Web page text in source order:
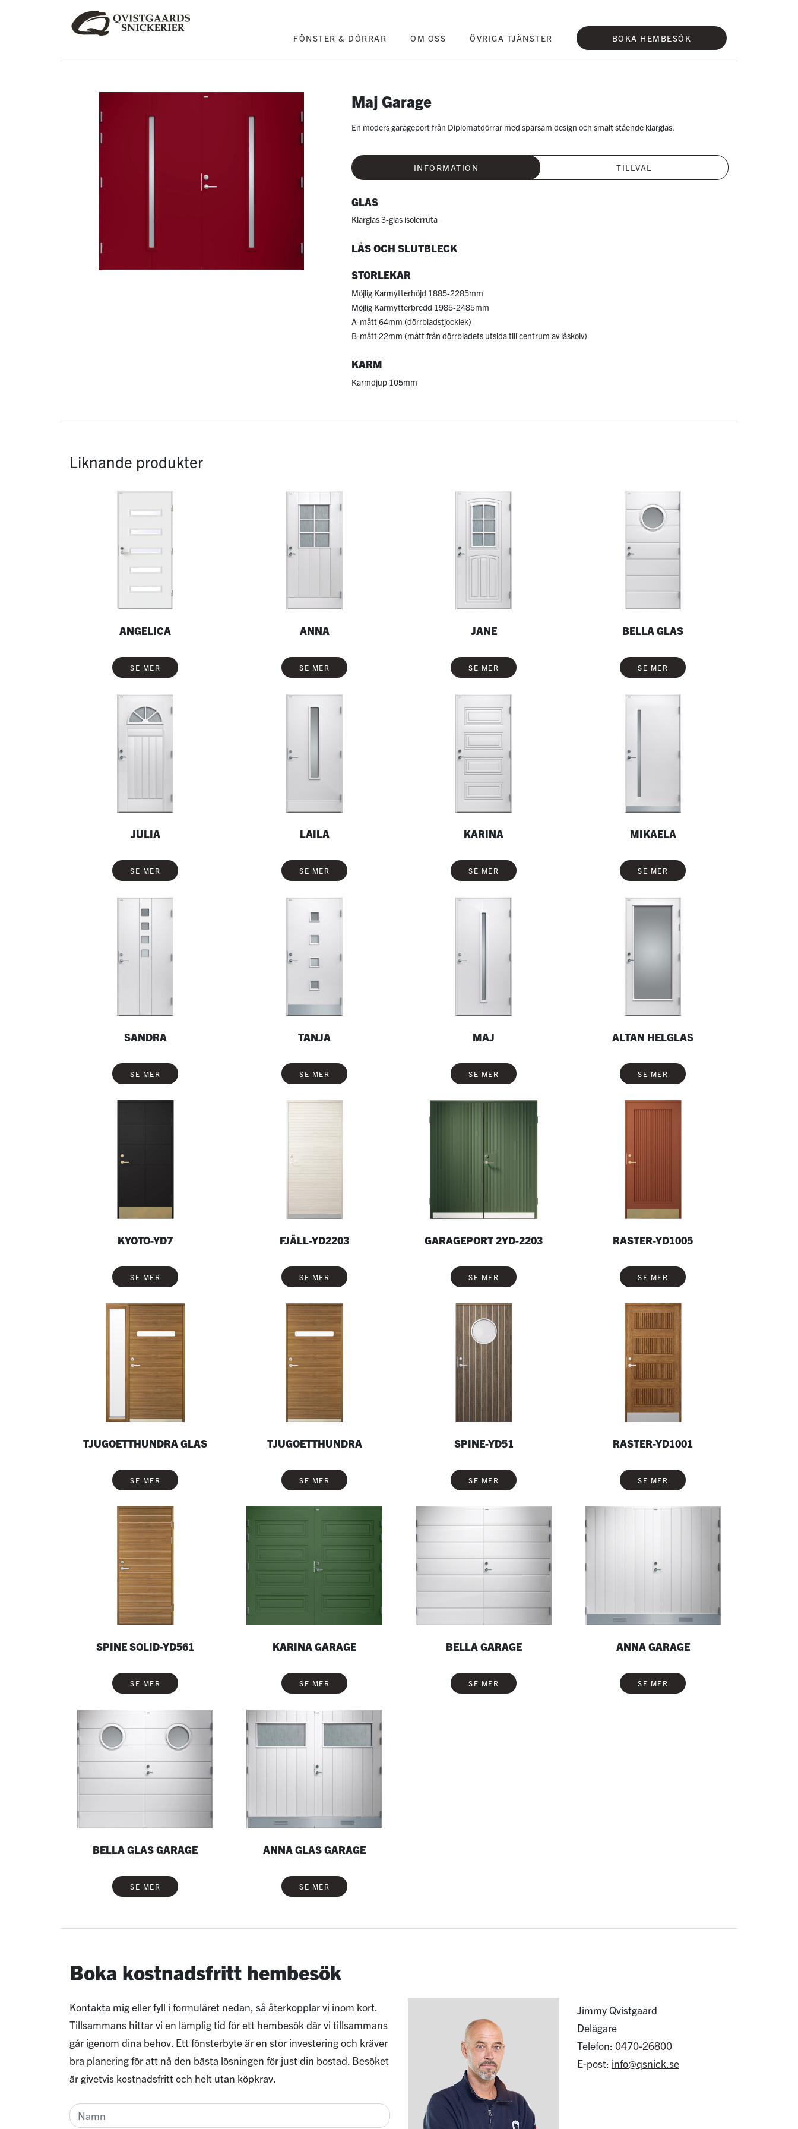
FÖNSTER & DÖRRAR OM OSS ÖVRIGA TJÄNSTER BOKA HEMBESÖK
Maj Garage
En moders garageport från Diplomatdörrar med sparsam design och smalt stående klarglas.
INFORMATION TILLVAL
GLAS
Klarglas 3-glas isolerruta
LÅS OCH SLUTBLECK
STORLEKAR
Möjlig Karmytterhöjd 1885-2285mm
Möjlig Karmytterbredd 1985-2485mm
A-mått 64mm (dörrbladstjocklek)
B-mått 22mm (mått från dörrbladets utsida till centrum av låskolv)
KARM
Karmdjup 105mm
Liknande produkter
ANGELICA
SE MER
ANNA
SE MER
JANE
SE MER
BELLA GLAS
SE MER
JULIA
SE MER
LAILA
SE MER
KARINA
SE MER
MIKAELA
SE MER
SANDRA
SE MER
TANJA
SE MER
MAJ
SE MER
ALTAN HELGLAS
SE MER
KYOTO-YD7
SE MER
FJÄLL-YD2203
SE MER
GARAGEPORT 2YD-2203
SE MER
RASTER-YD1005
SE MER
TJUGOETTHUNDRA GLAS
SE MER
TJUGOETTHUNDRA
SE MER
SPINE-YD51
SE MER
RASTER-YD1001
SE MER
SPINE SOLID-YD561
SE MER
KARINA GARAGE
SE MER
BELLA GARAGE
SE MER
ANNA GARAGE
SE MER
BELLA GLAS GARAGE
SE MER
ANNA GLAS GARAGE
SE MER
Boka kostnadsfritt hembesök
Kontakta mig eller fyll i formuläret nedan, så återkopplar vi inom kort.
Tillsammans hittar vi en lämplig tid för ett hembesök där vi tillsammans
går igenom dina behov. Ett fönsterbyte är en stor investering och kräver
bra planering för att nå den bästa lösningen för just din bostad. Besöket
är givetvis kostnadsfritt och helt utan köpkrav.
Jimmy Qvistgaard
Delägare
Telefon: 0470-26800
E-post: info@qsnick.se